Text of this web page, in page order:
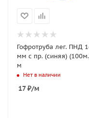
Гофротруба лег. ПНД
мм с пр. (синяя)
м
Нет в наличии
17₽/м